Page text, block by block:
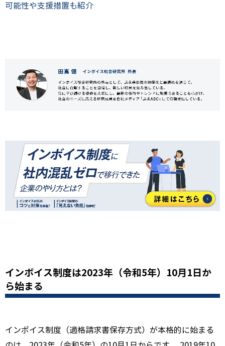
可能性や支援措置も紹介
インボイス制度は2023年（令和5年）10月1日か
ら始まる
インボイス制度（適格請求書保存方式）が本格的に始まる